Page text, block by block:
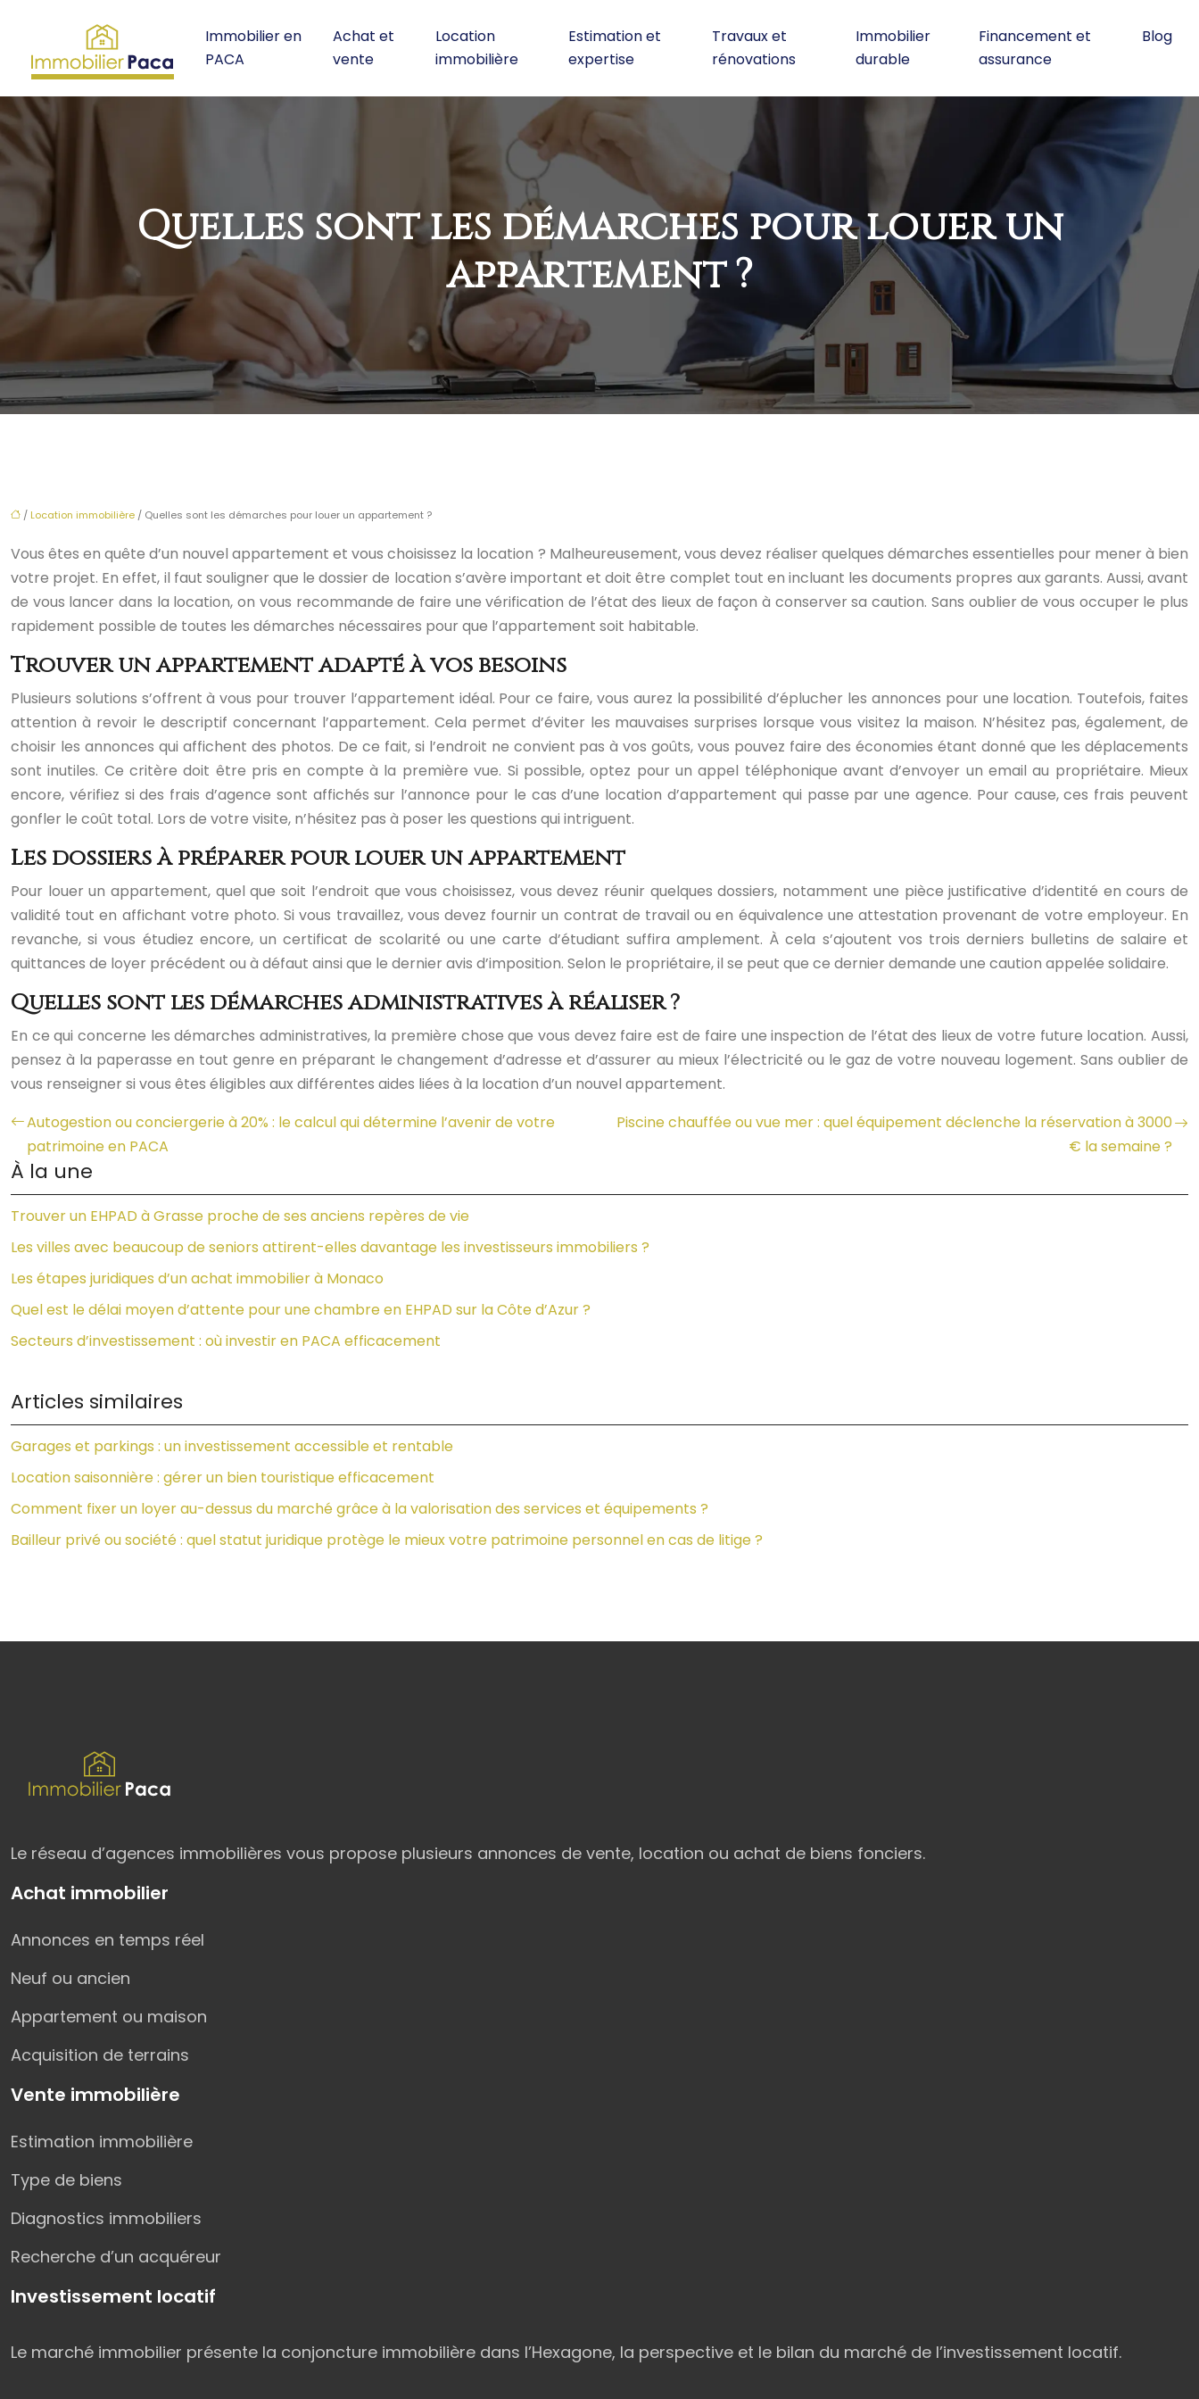
Immobilier en
PACA
Achat et
vente
Location
immobilière
Estimation et
expertise
Travaux et
rénovations
Immobilier
durable
Financement et
assurance
Blog
Quelles sont les démarches pour louer un
appartement ?
/ Location immobilière / Quelles sont les démarches pour louer un appartement ?
Vous êtes en quête d’un nouvel appartement et vous choisissez la location ? Malheureusement, vous devez réaliser quelques démarches essentielles pour mener à bien
votre projet. En effet, il faut souligner que le dossier de location s’avère important et doit être complet tout en incluant les documents propres aux garants. Aussi, avant
de vous lancer dans la location, on vous recommande de faire une vérification de l’état des lieux de façon à conserver sa caution. Sans oublier de vous occuper le plus
rapidement possible de toutes les démarches nécessaires pour que l’appartement soit habitable.
Trouver un appartement adapté à vos besoins
Plusieurs solutions s’offrent à vous pour trouver l’appartement idéal. Pour ce faire, vous aurez la possibilité d’éplucher les annonces pour une location. Toutefois, faites
attention à revoir le descriptif concernant l’appartement. Cela permet d’éviter les mauvaises surprises lorsque vous visitez la maison. N’hésitez pas, également, de
choisir les annonces qui affichent des photos. De ce fait, si l’endroit ne convient pas à vos goûts, vous pouvez faire des économies étant donné que les déplacements
sont inutiles. Ce critère doit être pris en compte à la première vue. Si possible, optez pour un appel téléphonique avant d’envoyer un email au propriétaire. Mieux
encore, vérifiez si des frais d’agence sont affichés sur l’annonce pour le cas d’une location d’appartement qui passe par une agence. Pour cause, ces frais peuvent
gonfler le coût total. Lors de votre visite, n’hésitez pas à poser les questions qui intriguent.
Les dossiers à préparer pour louer un appartement
Pour louer un appartement, quel que soit l’endroit que vous choisissez, vous devez réunir quelques dossiers, notamment une pièce justificative d’identité en cours de
validité tout en affichant votre photo. Si vous travaillez, vous devez fournir un contrat de travail ou en équivalence une attestation provenant de votre employeur. En
revanche, si vous étudiez encore, un certificat de scolarité ou une carte d’étudiant suffira amplement. À cela s’ajoutent vos trois derniers bulletins de salaire et
quittances de loyer précédent ou à défaut ainsi que le dernier avis d’imposition. Selon le propriétaire, il se peut que ce dernier demande une caution appelée solidaire.
Quelles sont les démarches administratives à réaliser ?
En ce qui concerne les démarches administratives, la première chose que vous devez faire est de faire une inspection de l’état des lieux de votre future location. Aussi,
pensez à la paperasse en tout genre en préparant le changement d’adresse et d’assurer au mieux l’électricité ou le gaz de votre nouveau logement. Sans oublier de
vous renseigner si vous êtes éligibles aux différentes aides liées à la location d’un nouvel appartement.
Autogestion ou conciergerie à 20% : le calcul qui détermine l’avenir de votre
patrimoine en PACA
Piscine chauffée ou vue mer : quel équipement déclenche la réservation à 3000
€ la semaine ?
À la une
Trouver un EHPAD à Grasse proche de ses anciens repères de vie
Les villes avec beaucoup de seniors attirent-elles davantage les investisseurs immobiliers ?
Les étapes juridiques d’un achat immobilier à Monaco
Quel est le délai moyen d’attente pour une chambre en EHPAD sur la Côte d’Azur ?
Secteurs d’investissement : où investir en PACA efficacement
Articles similaires
Garages et parkings : un investissement accessible et rentable
Location saisonnière : gérer un bien touristique efficacement
Comment fixer un loyer au-dessus du marché grâce à la valorisation des services et équipements ?
Bailleur privé ou société : quel statut juridique protège le mieux votre patrimoine personnel en cas de litige ?
Le réseau d’agences immobilières vous propose plusieurs annonces de vente, location ou achat de biens fonciers.
Achat immobilier
Annonces en temps réel
Neuf ou ancien
Appartement ou maison
Acquisition de terrains
Vente immobilière
Estimation immobilière
Type de biens
Diagnostics immobiliers
Recherche d’un acquéreur
Investissement locatif
Le marché immobilier présente la conjoncture immobilière dans l’Hexagone, la perspective et le bilan du marché de l’investissement locatif.